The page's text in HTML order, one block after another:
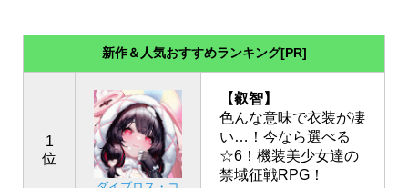
新作＆人気おすすめランキング[PR]
1
位
【叡智】
色んな意味で衣装が凄
い…！今なら選べる
☆6！機装美少女達の
禁域征戦RPG！